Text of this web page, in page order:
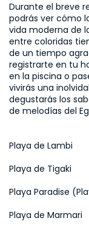
Durante el breve
podrás ver cómo
vida moderna de
entre coloridas
de un tiempo
registrarte en tu
en la piscina o
vivirás una
degustarás los
de melodías del
Playa de Lambi
Playa de Tigaki
Playa Paradise
Playa de Marmari